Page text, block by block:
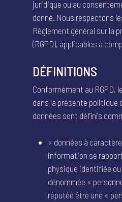
juridique ou au
donné. Nous respectons
Règlement général sur la
(RGPD), applicables à
DÉFINITIONS
Conformément au RGPD,
dans la présente politique
données sont définis
« données à
information se
physique identifiée
dénommée «
réputée être une «